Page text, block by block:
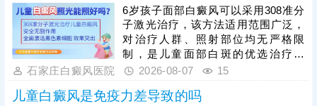
6岁孩子面部白癜风可以采用308准分
子激光治疗，该方法适用范围广泛，
对治疗人群、照射部位均无严格限
制，是儿童面部白斑的优选治疗方
式。308准分子激光属于靶向治疗，
色素细胞增殖、修复，促进黑色素合
石家庄白癜风医院 2026-08-07 15
儿童白癜风是免疫力差导致的吗